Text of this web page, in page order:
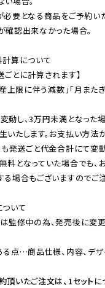
必要となる商品をご予約い
確認出来なかった場合。
算について
とに計算されます】
産上限に伴う減数」「月また
動し、3万円未満となった
たします。お支払い方法
料となっていた場合でも、
場合もございますのでご
いて
監修中の為、発売後に変
点…商品仕様、内容、デザ
いたご注文は、1セットに